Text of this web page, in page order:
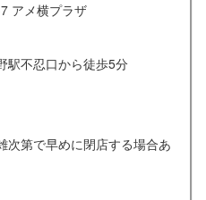
アメ横プラザ
駅不忍口から徒歩5分
次第で早めに閉店する場合あ